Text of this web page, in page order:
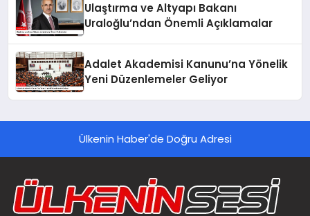
Ulaştırma ve Altyapı Bakanı
Uraloğlu’ndan Önemli Açıklamalar
Adalet Akademisi Kanunu’na Yönelik
Yeni Düzenlemeler Geliyor
Ülkenin Haber'de Doğru Adresi